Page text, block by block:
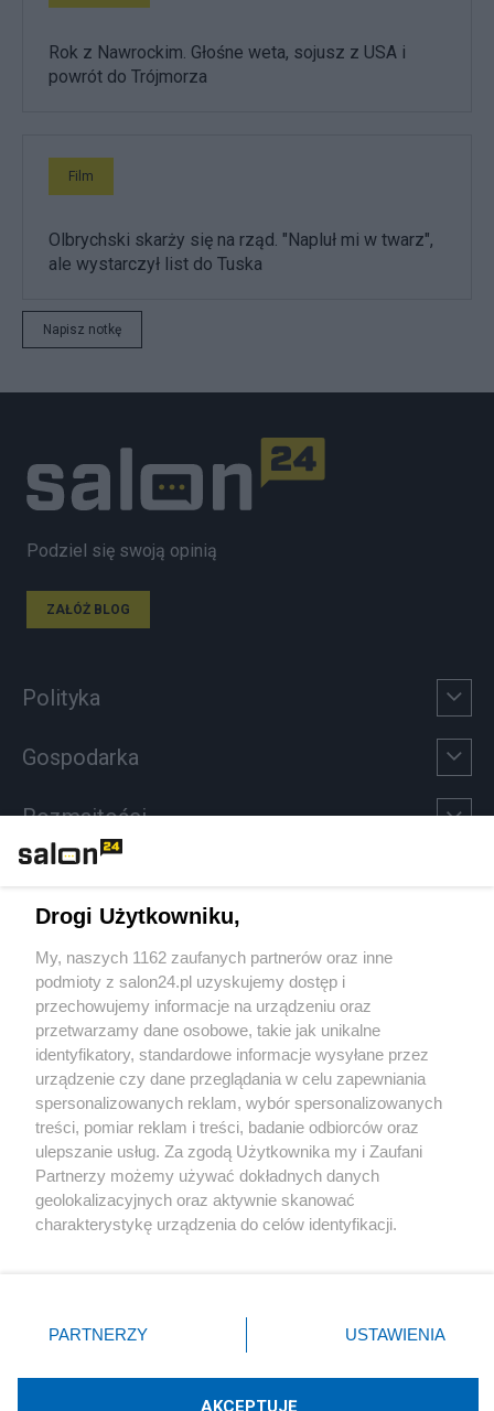
Rok z Nawrockim. Głośne weta, sojusz z USA i
powrót do Trójmorza
Film
Olbrychski skarży się na rząd. "Napluł mi w twarz",
ale wystarczył list do Tuska
Napisz notkę
Podziel się swoją opinią
ZAŁÓŻ BLOG
Polityka
Gospodarka
Rozmaitości
Sport
Społeczeństwo
Kultura
X Facebook Instagram Youtube
Drogi Użytkowniku,
My, naszych 1162 zaufanych partnerów oraz inne
podmioty z salon24.pl uzyskujemy dostęp i
przechowujemy informacje na urządzeniu oraz
przetwarzamy dane osobowe, takie jak unikalne
identyfikatory, standardowe informacje wysyłane przez
urządzenie czy dane przeglądania w celu zapewniania
spersonalizowanych reklam, wybór spersonalizowanych
treści, pomiar reklam i treści, badanie odbiorców oraz
ulepszanie usług. Za zgodą Użytkownika my i Zaufani
Partnerzy możemy używać dokładnych danych
geolokalizacyjnych oraz aktywnie skanować
charakterystykę urządzenia do celów identyfikacji.
zmienić/wycofać klikając przycisk ustawień prywatności
znajdujący się w lewym dolnym rogu strony
rodzaje przetwarzania danych nie wymagają zgody
użytkownika, ale masz prawo sprzeciwić się takiemu
PARTNERZY USTAWIENIA
AKCEPTUJĘ